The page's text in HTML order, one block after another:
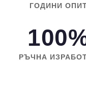
ГОДИНИ
РЪЧНА